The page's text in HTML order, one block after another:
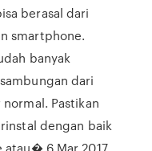
berasal dari
smartphone.
banyak
dari
Pastikan
dengan baik
6 Mar 2017